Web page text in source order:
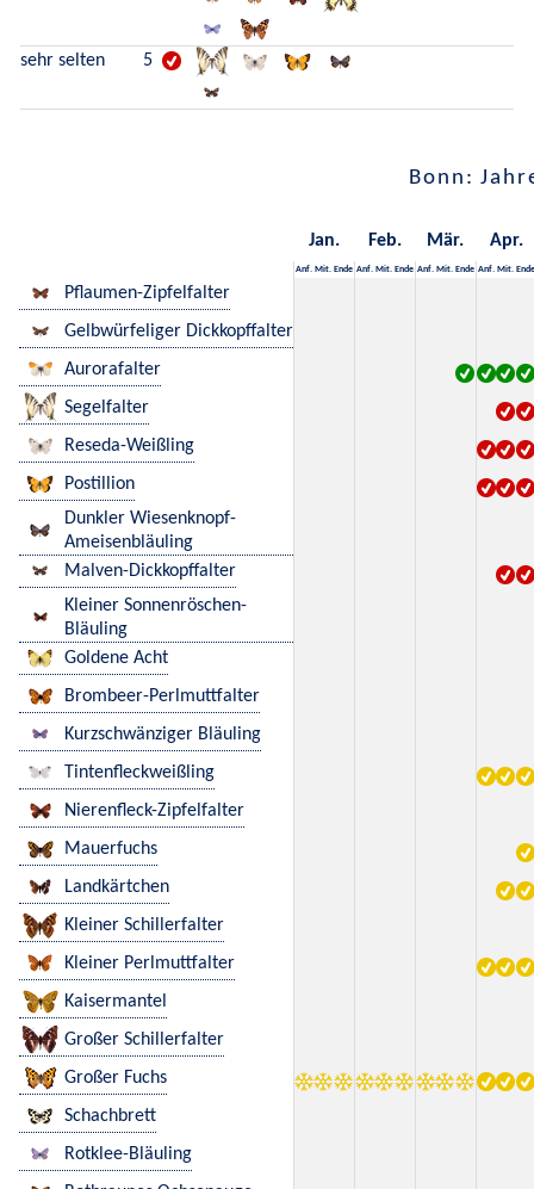
sehr selten 5
Bonn:
Jan. Feb. Mär. Apr.
Anf. Mit. Ende Anf. Mit. Ende Anf. Mit. Ende Anf. Mit. Ende
Pflaumen-Zipfelfalter
Gelbwürfeliger Dickkopffalter
Aurorafalter
Segelfalter
Reseda-Weißling
Postillion
Dunkler Wiesenknopf-
Ameisenbläuling
Malven-Dickkopffalter
Kleiner Sonnenröschen-
Bläuling
Goldene Acht
Brombeer-Perlmuttfalter
Kurzschwänziger Bläuling
Tintenfleckweißling
Nierenfleck-Zipfelfalter
Mauerfuchs
Landkärtchen
Kleiner Schillerfalter
Kleiner Perlmuttfalter
Kaisermantel
Großer Schillerfalter
Großer Fuchs
Schachbrett
Rotklee-Bläuling